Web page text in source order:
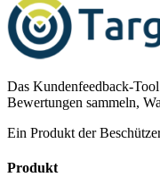
Das Kundenfeedback-
Bewertungen sammeln,
Ein Produkt der
Produkt